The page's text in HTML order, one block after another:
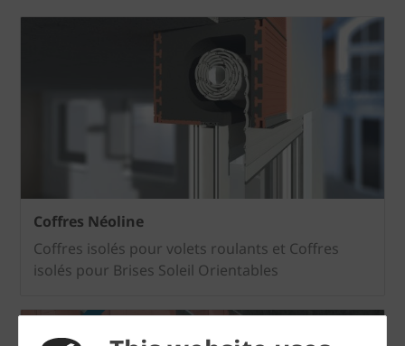
Coffres Néoline
Coffres isolés pour volets roulants et Coffres
isolés pour Brises Soleil Orientables